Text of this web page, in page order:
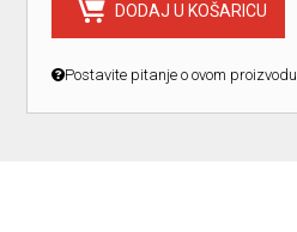
DODAJ U KOŠARICU
Postavite pitanje o ovom proizvodu